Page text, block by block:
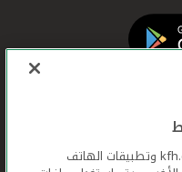
عندما تستخدم ,kfh.com, kfhonline.com وتطبيقات الهاتف